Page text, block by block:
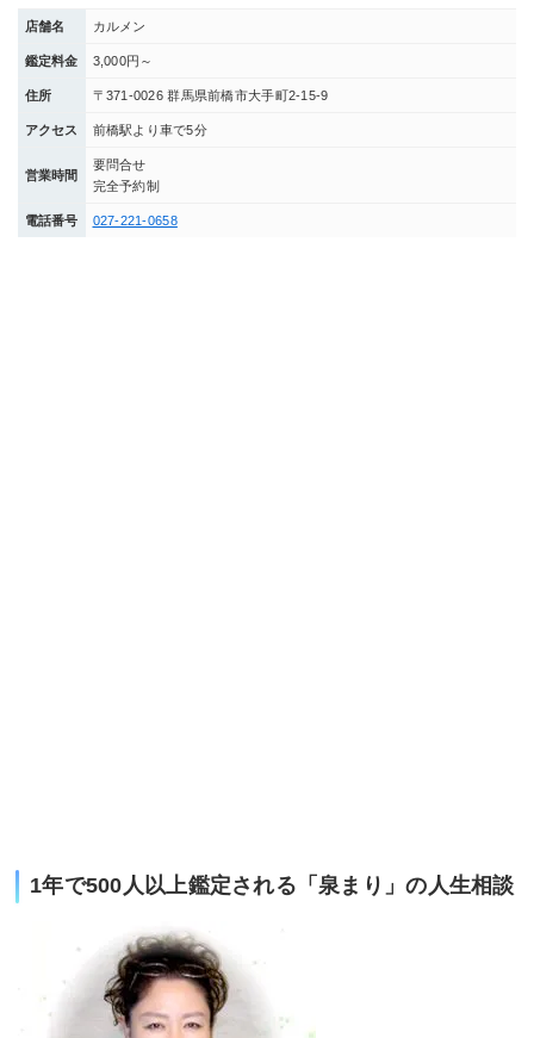
店舗名 カルメン
鑑定料金 3,000円～
住所 〒371-0026 群馬県前橋市大手町2-15-9
アクセス 前橋駅より車で5分
営業時間
要問合せ
完全予約制
電話番号 027-221-0658
1年で500人以上鑑定される「泉まり」の人生相談